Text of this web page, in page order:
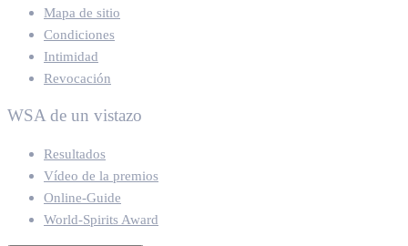
Mapa de sitio
Condiciones
Intimidad
Revocación
WSA de un vistazo
Resultados
Vídeo de la premios
Online-Guide
World-Spirits Award